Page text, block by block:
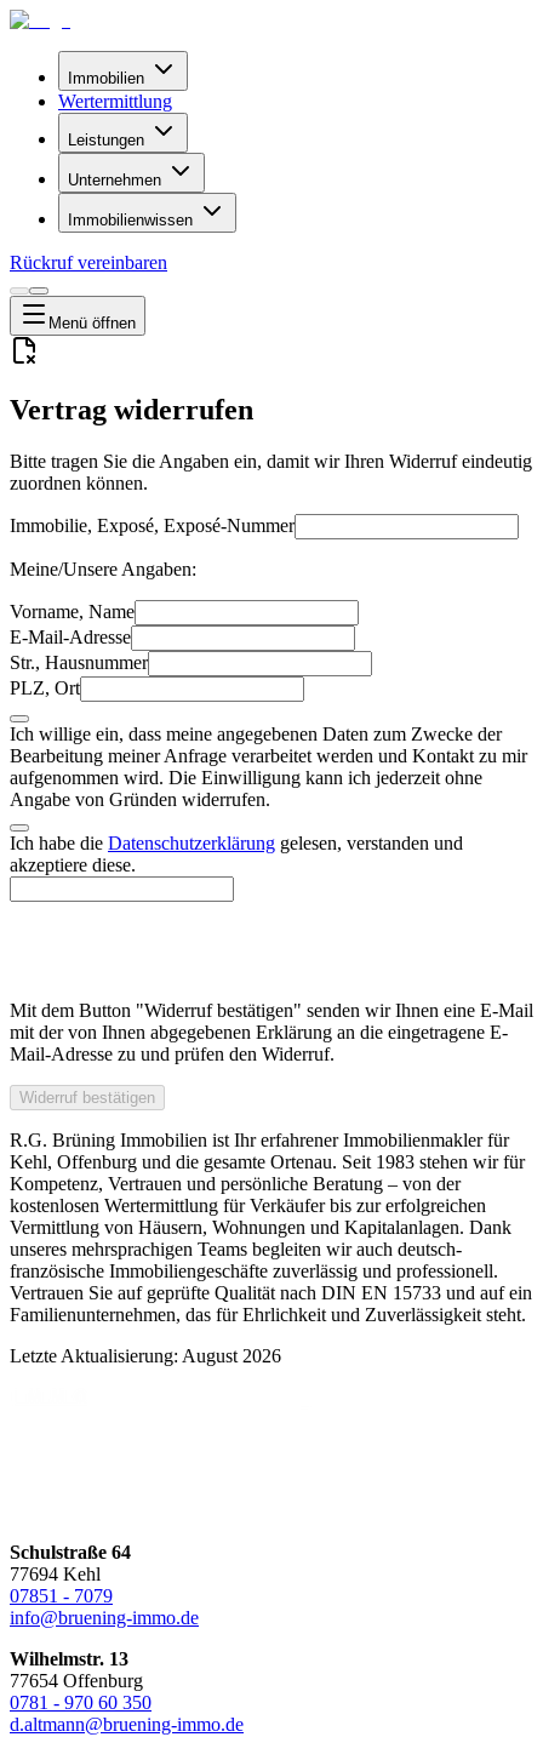
Immobilien
Wertermittlung
Leistungen
Unternehmen
Immobilienwissen
Rückruf vereinbaren
Menü öffnen
Vertrag widerrufen
Bitte tragen Sie die Angaben ein, damit wir Ihren Widerruf eindeutig
zuordnen können.
Immobilie, Exposé, Exposé-Nummer
Meine/Unsere Angaben:
Vorname, Name
E-Mail-Adresse
Str., Hausnummer
PLZ, Ort
Ich willige ein, dass meine angegebenen Daten zum Zwecke der
Bearbeitung meiner Anfrage verarbeitet werden und Kontakt zu mir
aufgenommen wird. Die Einwilligung kann ich jederzeit ohne
Angabe von Gründen widerrufen.
Ich habe die Datenschutzerklärung gelesen, verstanden und
akzeptiere diese.
Mit dem Button "Widerruf bestätigen" senden wir Ihnen eine E-Mail
mit der von Ihnen abgegebenen Erklärung an die eingetragene E-
Mail-Adresse zu und prüfen den Widerruf.
Widerruf bestätigen
R.G. Brüning Immobilien ist Ihr erfahrener Immobilienmakler für
Kehl, Offenburg und die gesamte Ortenau. Seit 1983 stehen wir für
Kompetenz, Vertrauen und persönliche Beratung – von der
kostenlosen Wertermittlung für Verkäufer bis zur erfolgreichen
Vermittlung von Häusern, Wohnungen und Kapitalanlagen. Dank
unseres mehrsprachigen Teams begleiten wir auch deutsch-
französische Immobiliengeschäfte zuverlässig und professionell.
Vertrauen Sie auf geprüfte Qualität nach DIN EN 15733 und auf ein
Familienunternehmen, das für Ehrlichkeit und Zuverlässigkeit steht.
Letzte Aktualisierung: August 2026
Schulstraße 64
77694 Kehl
07851 - 7079
info@bruening-immo.de
Wilhelmstr. 13
77654 Offenburg
0781 - 970 60 350
d.altmann@bruening-immo.de